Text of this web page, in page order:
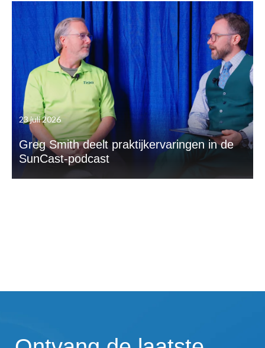
23 juli 2026
Greg Smith deelt praktijkervaringen in de
SunCast-podcast